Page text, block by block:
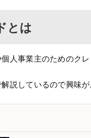
とは
人事業主のためのクレ
説しているので興味が